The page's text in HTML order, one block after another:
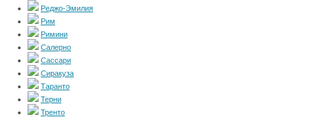
Реджо-Эмилия
Рим
Римини
Салерно
Сассари
Сиракуза
Таранто
Терни
Тренто